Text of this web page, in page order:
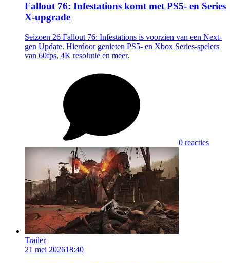
Fallout 76: Infestations komt met PS5- en Series
X-upgrade
Seizoen 26 Fallout 76: Infestations is voorzien van een Next-
gen Update. Hierdoor genieten PS5- en Xbox Series-spelers
van 60fps, 4K resolutie en meer.
0 reacties
Trailer
21 mei 202618:40